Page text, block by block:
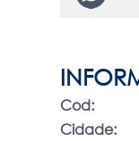
Cod:
Cidade: